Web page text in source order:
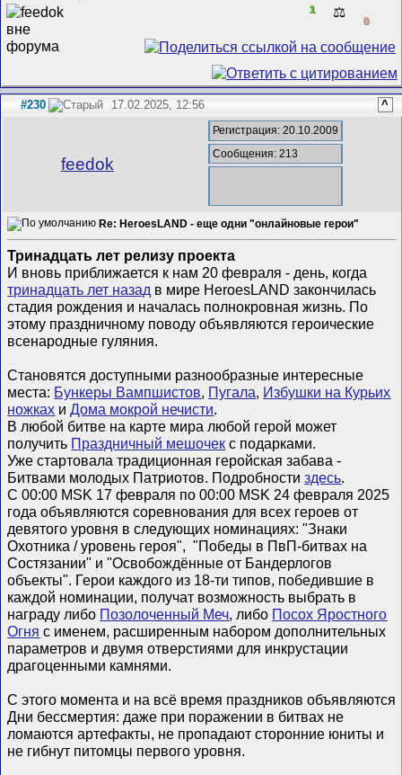
1 ⚖️
0
#230 17.02.2025, 12:56 ^
feedok
Регистрация: 20.10.2009
Сообщения: 213
Re: HeroesLAND - еще одни "онлайновые герои"
Тринадцать лет релизу проекта
И вновь приближается к нам 20 февраля - день, когда
тринадцать лет назад в мире HeroesLAND закончилась
стадия рождения и началась полнокровная жизнь. По
этому праздничному поводу объявляются героические
всенародные гуляния.
Становятся доступными разнообразные интересные
места: Бункеры Вампшистов, Пугала, Избушки на Курьих
ножках иДома мокрой нечисти.
В любой битве на карте мира любой герой может
получить Праздничный мешочек с подарками.
Уже стартовала традиционная геройская забава -
Битвами молодых Патриотов. Подробностиздесь.
С 00:00 MSK 17 февраля по 00:00 MSK 24 февраля 2025
года объявляются соревнования для всех героев от
девятого уровня в следующих номинациях: "Знаки
Охотника / уровень героя", "Победы в ПвП-битвах на
Состязании" и "Освобождённые от Бандерлогов
объекты". Герои каждого из 18-ти типов, победившие в
каждой номинации, получат возможность выбрать в
награду либо Позолоченный Меч, либо Посох Яростного
Огня с именем, расширенным набором дополнительных
параметров и двумя отверстиями для инкрустации
драгоценными камнями.
С этого момента и на всё время праздников объявляются
Дни бессмертия: даже при поражении в битвах не
ломаются артефакты, не пропадают сторонние юниты и
не гибнут питомцы первого уровня.